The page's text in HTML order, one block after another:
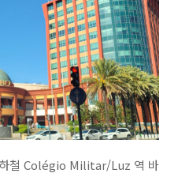
철 Colégio Militar/Luz 역 바